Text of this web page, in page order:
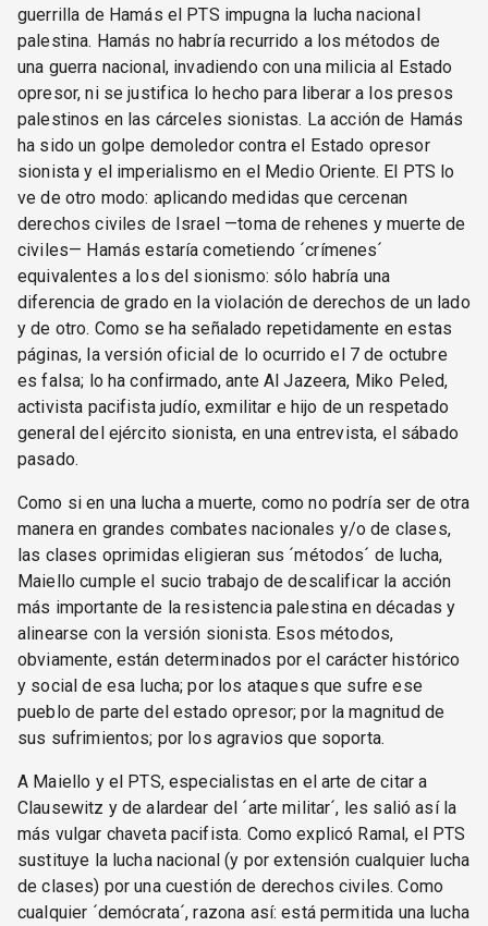
guerrilla de Hamás el PTS impugna la lucha nacional
palestina. Hamás no habría recurrido a los métodos de
una guerra nacional, invadiendo con una milicia al Estado
opresor, ni se justifica lo hecho para liberar a los presos
palestinos en las cárceles sionistas. La acción de Hamás
ha sido un golpe demoledor contra el Estado opresor
sionista y el imperialismo en el Medio Oriente. El PTS lo
ve de otro modo: aplicando medidas que cercenan
derechos civiles de Israel —toma de rehenes y muerte de
civiles— Hamás estaría cometiendo ´crímenes´
equivalentes a los del sionismo: sólo habría una
diferencia de grado en la violación de derechos de un lado
y de otro. Como se ha señalado repetidamente en estas
páginas, la versión oficial de lo ocurrido el 7 de octubre
es falsa; lo ha confirmado, ante Al Jazeera, Miko Peled,
activista pacifista judío, exmilitar e hijo de un respetado
general del ejército sionista, en una entrevista, el sábado
pasado.
Como si en una lucha a muerte, como no podría ser de otra
manera en grandes combates nacionales y/o de clases,
las clases oprimidas eligieran sus ´métodos´ de lucha,
Maiello cumple el sucio trabajo de descalificar la acción
más importante de la resistencia palestina en décadas y
alinearse con la versión sionista. Esos métodos,
obviamente, están determinados por el carácter histórico
y social de esa lucha; por los ataques que sufre ese
pueblo de parte del estado opresor; por la magnitud de
sus sufrimientos; por los agravios que soporta.
A Maiello y el PTS, especialistas en el arte de citar a
Clausewitz y de alardear del ´arte militar´, les salió así la
más vulgar chaveta pacifista. Como explicó Ramal, el PTS
sustituye la lucha nacional (y por extensión cualquier lucha
de clases) por una cuestión de derechos civiles. Como
cualquier ´demócrata´, razona así: está permitida una lucha